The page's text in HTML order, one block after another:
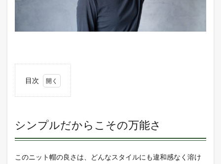
目次
だか
らこ
その
さ
シンプルだからこその万能さ
このニット帽の良さは、どんなスタイルにも違和感なく溶け